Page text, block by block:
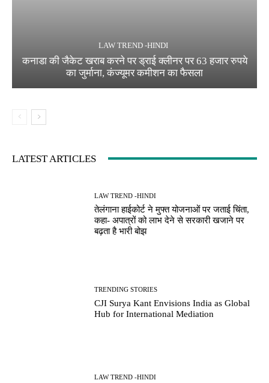
LAW TREND -HINDI
कनाडा की जैकेट खराब करने पर ड्राई क्लीनर पर 63 हजार रुपये
का जुर्माना, कंज्यूमर कमीशन का फैसला
LATEST ARTICLES
LAW TREND -HINDI
तेलंगाना हाईकोर्ट ने मुफ्त योजनाओं पर जताई चिंता,
कहा- अपात्रों को लाभ देने से सरकारी खजाने पर
बढ़ता है भारी बोझ
TRENDING STORIES
CJI Surya Kant Envisions India as Global
Hub for International Mediation
LAW TREND -HINDI